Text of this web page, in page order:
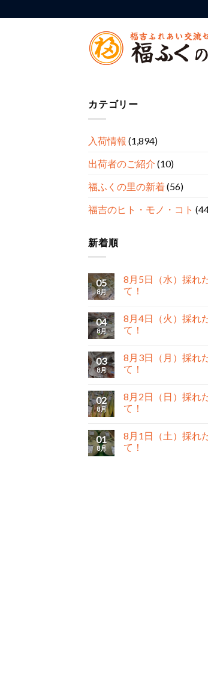
to
カテゴリー
入荷情報 (1,894)
出荷者のご紹介 (10)
福ふくの里の新着(56)
福吉のヒト・モノ・コト
新着順
05
8月
8月5日（水）採れ
て！
04
8月
8月4日（火）採れ
て！
03
8月
8月3日（月）採れ
て！
02
8月
8月2日（日）採れ
て！
01
8月
8月1日（土）採れ
て！